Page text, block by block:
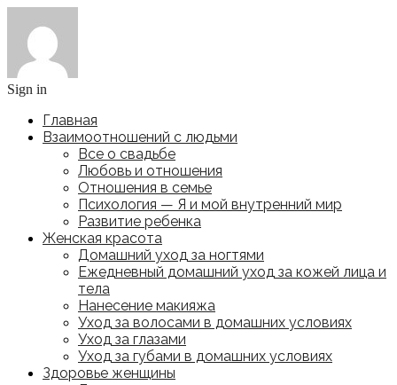
Sign in
Главная
Взаимоотношений с людьми
Все о свадьбе
Любовь и отношения
Отношения в семье
Психология — Я и мой внутренний мир
Развитие ребенка
Женская красота
Домашний уход за ногтями
Ежедневный домашний уход за кожей лица и
тела
Нанесение макияжа
Уход за волосами в домашних условиях
Уход за глазами
Уход за губами в домашних условиях
Здоровье женщины